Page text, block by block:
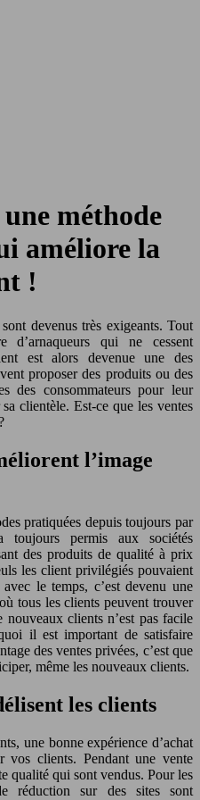
méthode
améliore la
!
devenus très exigeants. Tout
d’arnaqueurs qui ne cessent
est alors devenue une des
proposer des produits ou des
des consommateurs pour leur
clientèle. Est-ce que les ventes
l’image
pratiquées depuis toujours par
toujours permis aux sociétés
des produits de qualité à prix
les client privilégiés pouvaient
le temps, c’est devenu une
tous les clients peuvent trouver
clients n’est pas facile
il est important de satisfaire
des ventes privées, c’est que
même les nouveaux clients.
les clients
une bonne expérience d’achat
vos clients. Pendant une vente
qualité qui sont vendus. Pour les
réduction sur des sites sont